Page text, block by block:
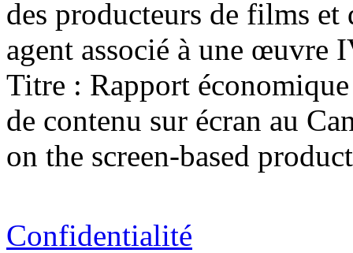
des producteurs de films
agent associé à une
Titre : Rapport
de contenu sur écran au
on the screen-based
Confidentialité